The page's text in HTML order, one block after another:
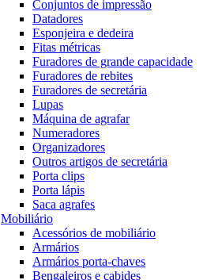
Conjuntos de impressão
Datadores
Esponjeira e dedeira
Fitas métricas
Furadores de grande capacidade
Furadores de rebites
Furadores de secretária
Lupas
Máquina de agrafar
Numeradores
Organizadores
Outros artigos de secretária
Porta clips
Porta lápis
Saca agrafes
Mobiliário
Acessórios de mobiliário
Armários
Armários porta-chaves
Bengaleiros e cabides